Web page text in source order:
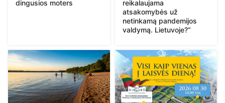
dingusios moters
reikalaujama
atsakomybės už
netinkamą pandemijos
valdymą. Lietuvoje?“